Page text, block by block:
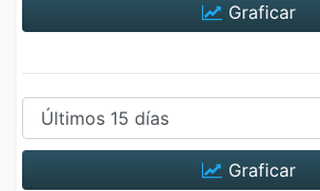
Graficar
Graficar